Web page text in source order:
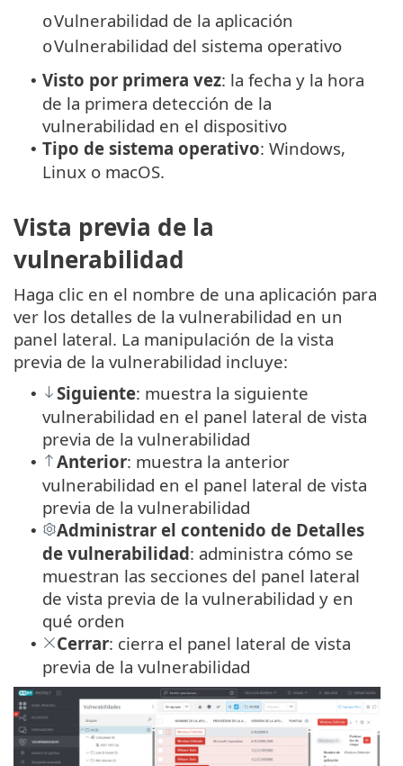
oVulnerabilidad de la aplicación
oVulnerabilidad del sistema operativo
• Visto por primera vez: la fecha y la hora
de la primera detección de la
vulnerabilidad en el dispositivo
• Tipo de sistema operativo: Windows,
Linux o macOS.
Vista previa de la
vulnerabilidad
Haga clic en el nombre de una aplicación para
ver los detalles de la vulnerabilidad en un
panel lateral. La manipulación de la vista
previa de la vulnerabilidad incluye:
• Siguiente: muestra la siguiente
vulnerabilidad en el panel lateral de vista
previa de la vulnerabilidad
• Anterior: muestra la anterior
vulnerabilidad en el panel lateral de vista
previa de la vulnerabilidad
•
Administrar el contenido de Detalles
de vulnerabilidad: administra cómo se
muestran las secciones del panel lateral
de vista previa de la vulnerabilidad y en
qué orden
• Cerrar: cierra el panel lateral de vista
previa de la vulnerabilidad